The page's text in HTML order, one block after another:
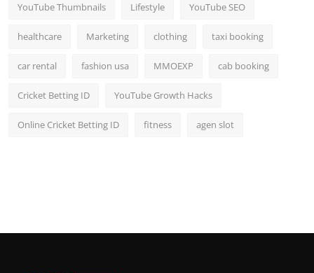
YouTube Thumbnails Lifestyle YouTube SEO
healthcare Marketing clothing taxi booking
car rental fashion usa MMOEXP cab booking
Cricket Betting ID YouTube Growth Hacks
Online Cricket Betting ID fitness agen slot